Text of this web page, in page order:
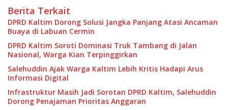
Berita Terkait
DPRD Kaltim Dorong Solusi Jangka Panjang Atasi Ancaman
Buaya di Labuan Cermin
DPRD Kaltim Soroti Dominasi Truk Tambang di Jalan
Nasional, Warga Kian Terpinggirkan
Salehuddin Ajak Warga Kaltim Lebih Kritis Hadapi Arus
Informasi Digital
Infrastruktur Masih Jadi Sorotan DPRD Kaltim, Salehuddin
Dorong Penajaman Prioritas Anggaran